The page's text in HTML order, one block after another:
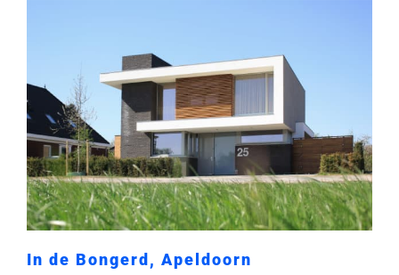
In de Bongerd, Apeldoorn